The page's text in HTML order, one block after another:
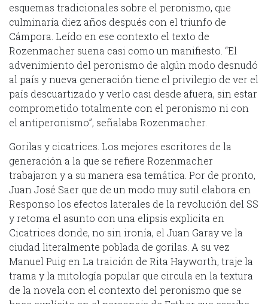
esquemas tradicionales sobre el peronismo, que
culminaría diez años después con el triunfo de
Cámpora. Leído en ese contexto el texto de
Rozenmacher suena casi como un manifiesto. “El
advenimiento del peronismo de algún modo desnudó
al país y nueva generación tiene el privilegio de ver el
país descuartizado y verlo casi desde afuera, sin estar
comprometido totalmente con el peronismo ni con
el antiperonismo”, señalaba Rozenmacher.
Gorilas y cicatrices. Los mejores escritores de la
generación a la que se refiere Rozenmacher
trabajaron y a su manera esa temática. Por de pronto,
Juan José Saer que de un modo muy sutil elabora en
Responso los efectos laterales de la revolución del SS
y retoma el asunto con una elipsis explicita en
Cicatrices donde, no sin ironía, el Juan Garay ve la
ciudad literalmente poblada de gorilas. A su vez
Manuel Puig en La traición de Rita Hayworth, traje la
trama y la mitología popular que circula en la textura
de la novela con el contexto del peronismo que se